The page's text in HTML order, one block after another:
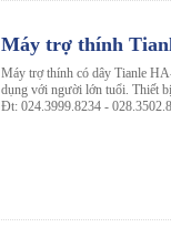
Máy trợ thính
Máy trợ thính có dây Tianle
dụng với người lớn tuổi. Thiết
Đt: 024.3999.8234 -